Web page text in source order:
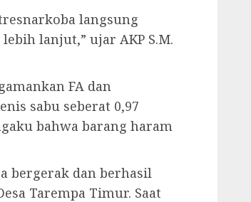
langsung
lanjut,” ujar AKP S.M.
FA dan
sabu seberat 0,97
bahwa barang haram
bergerak dan berhasil
Tarempa Timur. Saat